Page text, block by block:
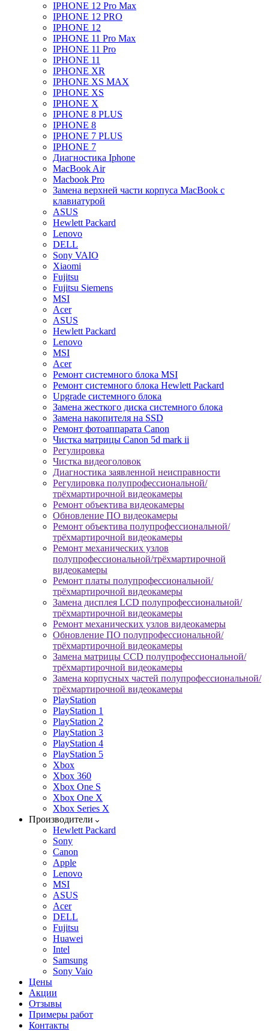
IPHONE 12 Pro Max
IPHONE 12 PRO
IPHONE 12
IPHONE 11 Pro Max
IPHONE 11 Pro
IPHONE 11
IPHONE XR
IPHONE XS MAX
IPHONE XS
IPHONE X
IPHONE 8 PLUS
IPHONE 8
IPHONE 7 PLUS
IPHONE 7
Диагностика Iphone
MacBook Air
Macbook Pro
Замена верхней части корпуса MacBook с
клавиатурой
ASUS
Hewlett Packard
Lenovo
DELL
Sony VAIO
Xiaomi
Fujitsu
Fujitsu Siemens
MSI
Acer
ASUS
Hewlett Packard
Lenovo
MSI
Acer
Ремонт системного блока MSI
Ремонт системного блока Hewlett Packard
Upgrade системного блока
Замена жесткого диска системного блока
Замена накопителя на SSD
Ремонт фотоаппарата Canon
Чистка матрицы Canon 5d mark ii
Регулировка
Чистка видеоголовок
Диагностика заявленной неисправности
Регулировка полупрофессиональной/
трёхмартирочной видеокамеры
Ремонт объектива видеокамеры
Обновление ПО видеокамеры
Ремонт объектива полупрофессиональной/
трёхмартирочной видеокамеры
Ремонт механических узлов
полупрофессиональной/трёхмартирочной
видеокамеры
Ремонт платы полупрофессиональной/
трёхмартирочной видеокамеры
Замена дисплея LCD полупрофессиональной/
трёхмартирочной видеокамеры
Ремонт механических узлов видеокамеры
Обновление ПО полупрофессиональной/
трёхмартирочной видеокамеры
Замена матрицы CCD полупрофессиональной/
трёхмартирочной видеокамеры
Замена корпусных частей полупрофессиональной/
трёхмартирочной видеокамеры
PlayStation
PlayStation 1
PlayStation 2
PlayStation 3
PlayStation 4
PlayStation 5
Xbox
Xbox 360
Xbox One S
Xbox One X
Xbox Series X
Производители
Hewlett Packard
Sony
Canon
Apple
Lenovo
MSI
ASUS
Acer
DELL
Fujitsu
Huawei
Intel
Samsung
Sony Vaio
Цены
Акции
Отзывы
Примеры работ
Контакты